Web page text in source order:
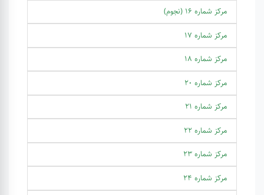
مرکز شماره 16 (نجوم)
مرکز شماره 17
مرکز شماره 18
مرکز شماره 20
مرکز شماره 21
مرکز شماره 22
مرکز شماره 23
مرکز شماره 24